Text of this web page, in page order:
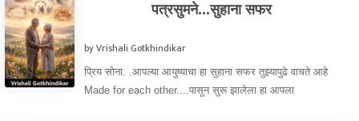
पत्रसुमने...सुहाना सफर
by Vrishali Gotkhindikar
प्रिय सोना. .आपल्या आयुष्याचा हा सुहाना सफर तुझ्यापुढे वाचते आहे
Made for each other....पासून सुरू झालेला हा आपला